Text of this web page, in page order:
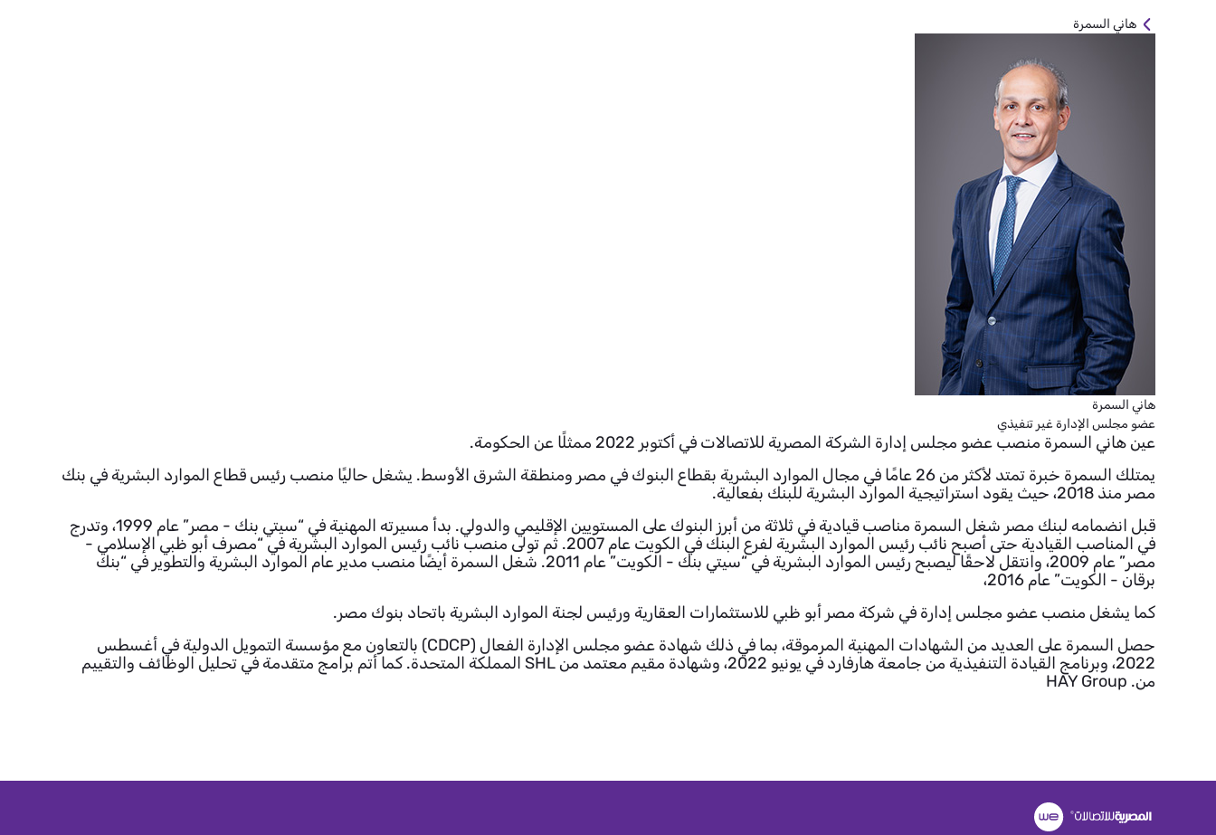
هاني السمرة
هاني السمرة
عضو مجلس الإدارة غير تنفيذي
عين هاني السمرة منصب عضو مجلس إدارة الشركة المصرية للاتصالات في أكتوبر 2022 ممثلًا عن الحكومة.
يمتلك السمرة خبرة تمتد لأكثر من 26 عامًا في مجال الموارد البشرية بقطاع البنوك في مصر ومنطقة الشرق الأوسط. يشغل حاليًا منصب رئيس قطاع الموارد البشرية في بنك
مصر منذ 2018، حيث يقود استراتيجية الموارد البشرية للبنك بفعالية.
قبل انضمامه لبنك مصر شغل السمرة مناصب قيادية في ثلاثة من أبرز البنوك على المستويين الإقليمي والدولي. بدأ مسيرته المهنية في “سيتي بنك - مصر” عام 1999، وتدرج
في المناصب القيادية حتى أصبح نائب رئيس الموارد البشرية لفرع البنك في الكويت عام 2007. ثم تولى منصب نائب رئيس الموارد البشرية في “مصرف أبو ظبي الإسلامي -
مصر” عام 2009، وانتقل لاحقًا ليصبح رئيس الموارد البشرية في “سيتي بنك - الكويت” عام 2011. شغل السمرة أيضًا منصب مدير عام الموارد البشرية والتطوير في “بنك
برقان - الكويت” عام 2016،
‎كما يشغل منصب عضو مجلس إدارة في شركة مصر أبو ظبي للاستثمارات العقارية ورئيس لجنة الموارد البشرية باتحاد بنوك مصر.
‎حصل السمرة على العديد من الشهادات المهنية المرموقة، بما في ذلك شهادة عضو مجلس الإدارة الفعال (CDCP) بالتعاون مع مؤسسة التمويل الدولية في أغسطس
2022، وبرنامج القيادة التنفيذية من جامعة هارفارد في يونيو 2022، وشهادة مقيم معتمد من SHL المملكة المتحدة. كما أتم برامج متقدمة في تحليل الوظائف والتقييم
من. HAY Group